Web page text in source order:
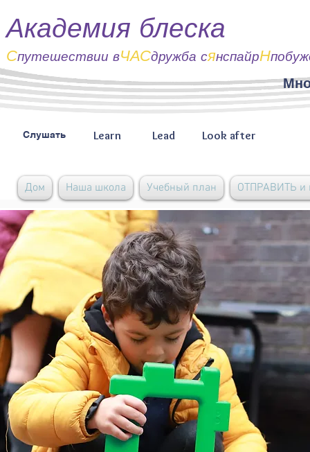
Академия блеска
Спутешествии вЧАСдружба сянспайрН
Слушать Learn Lead Look after
Дом Наша школа Учебный план ОТПРАВИТЬ и